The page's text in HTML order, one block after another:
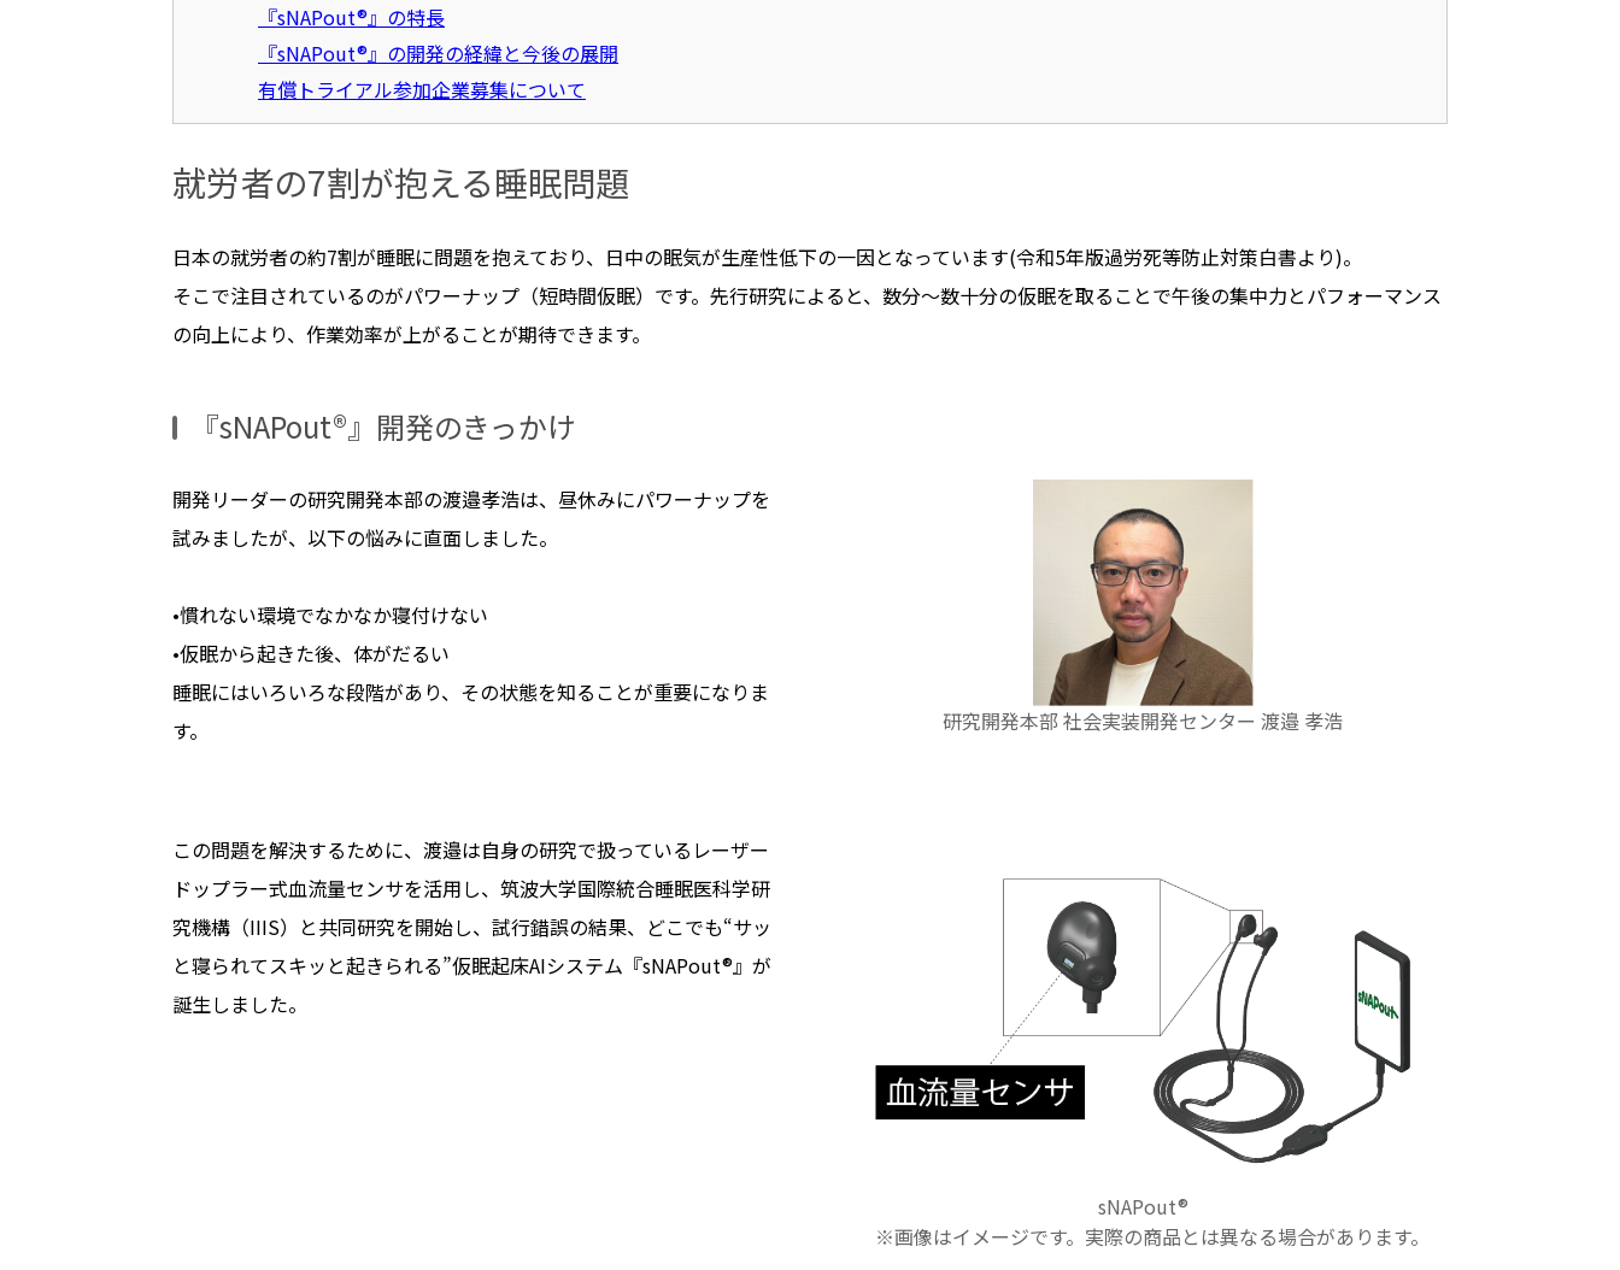
『sNAPout®』の特長
『sNAPout®』の開発の経緯と今後の展開
有償トライアル参加企業募集について
就労者の7割が抱える睡眠問題
日本の就労者の約7割が睡眠に問題を抱えており、日中の眠気が生産性低下の一因となっています(令和5年版過労死等防止対策白書より)。
そこで注目されているのがパワーナップ（短時間仮眠）です。先行研究によると、数分～数十分の仮眠を取ることで午後の集中力とパフォーマンス
の向上により、作業効率が上がることが期待できます。
『sNAPout®』開発のきっかけ
開発リーダーの研究開発本部の渡邉孝浩は、昼休みにパワーナップを
試みましたが、以下の悩みに直面しました。
•慣れない環境でなかなか寝付けない
•仮眠から起きた後、体がだるい
睡眠にはいろいろな段階があり、その状態を知ることが重要になりま
す。
研究開発本部 社会実装開発センター 渡邉 孝浩
この問題を解決するために、渡邉は自身の研究で扱っているレーザー
ドップラー式血流量センサを活用し、筑波大学国際統合睡眠医科学研
究機構（IIIS）と共同研究を開始し、試行錯誤の結果、どこでも“サッ
と寝られてスキッと起きられる”仮眠起床AIシステム『sNAPout®』が
誕生しました。
sNAPout®
※画像はイメージです。実際の商品とは異なる場合があります。